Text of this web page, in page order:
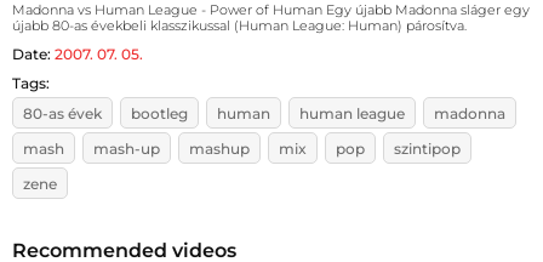
Madonna vs Human League - Power of Human Egy újabb Madonna sláger egy
újabb 80-as évekbeli klasszikussal (Human League: Human) párosítva.
Date: 2007. 07. 05.
Tags:
80-as évek
bootleg human human league
madonna
mash
mash-up mashup mix pop
szintipop
zene
Recommended videos